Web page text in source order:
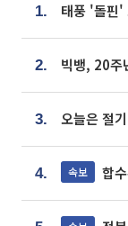
1.
2.
3. 오늘은 절
4. 속보 합수